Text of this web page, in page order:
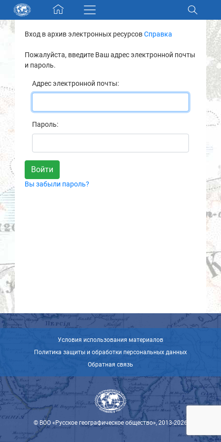
Skip navigation
Разделы и коллекции
Электронный каталог
Новости
О нас
Контакты
Партнеры
Вход в архив электронных ресурсовСправка
Пожалуйста, введите Ваш адрес электронной почты
и пароль.
Адрес электронной почты:
Пароль:
Вы забыли пароль?
Условия использования материалов
Политика защиты и обработки персональных данных
Обратная связь
© ВОО «Русское географическое общество», 2013-2026